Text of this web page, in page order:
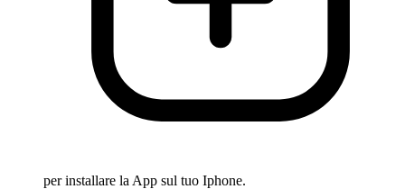
per installare la App sul tuo Iphone.